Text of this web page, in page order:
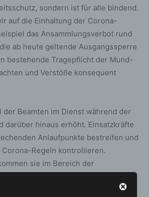
sondern ist für alle bindend.
auf die Einhaltung der Corona-
das Ansammlungsverbot rund
ab heute geltende Ausgangssperre
bestehende Tragepflicht der Mund-
und Verstöße konsequent
der Beamten im Dienst während der
darüber hinaus erhöht. Einsatzkräfte
Anlaufpunkte bestreifen und
Regeln kontrollieren.
sie im Bereich der
von den Mitarbeiterinnen
Ordnungsdienstes. Festgestellte